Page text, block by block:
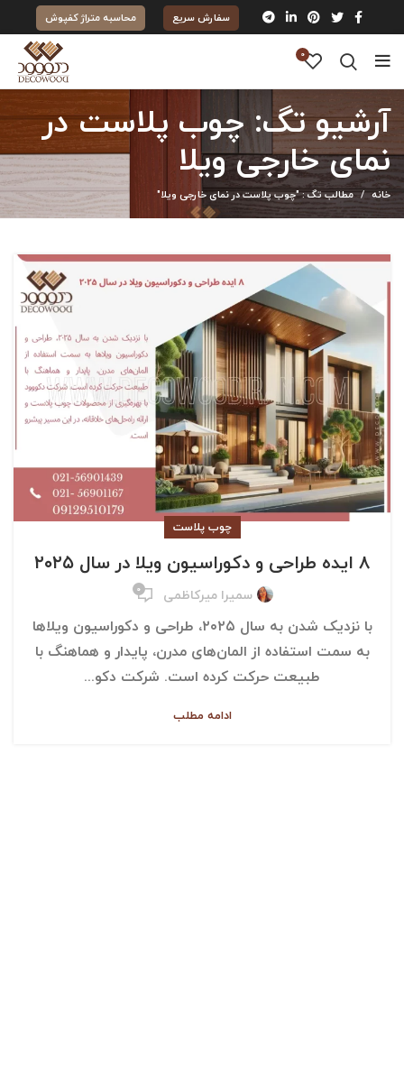
سفارش سریع محاسبه متراژ کفپوش
0
آرشیو تگ: چوب پلاست در
نمای خارجی ویلا
خانه مطالب تگ : "چوب پلاست در نمای خارجی ویلا"
چوب پلاست
۸ ایده طراحی و دکوراسیون ویلا در سال ۲۰۲۵
سمیرا میرکاظمی ۰
با نزدیک شدن به سال ۲۰۲۵، طراحی و دکوراسیون ویلاها
به سمت استفاده از المان‌های مدرن، پایدار و هماهنگ با
طبیعت حرکت کرده است. شرکت دکو...
ادامه مطلب